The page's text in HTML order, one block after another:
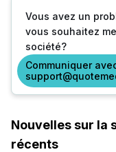
Vous avez un
vous souhaitez
société?
Communiquer
Nouvelles sur la
récents